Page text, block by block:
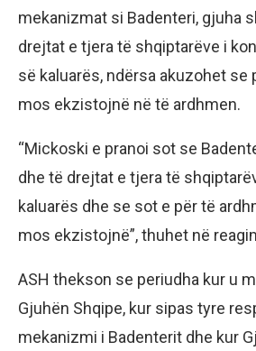
mekanizmat si Badenteri, gjuha
drejtat e tjera të shqiptarëve i
së kaluarës, ndërsa akuzohet se
mos ekzistojnë në të ardhmen.
“Mickoski e pranoi sot se
dhe të drejtat e tjera të
kaluarës dhe se sot e për të
mos ekzistojnë”, thuhet në
ASH thekson se periudha kur u
Gjuhën Shqipe, kur sipas tyre
mekanizmi i Badenterit dhe kur